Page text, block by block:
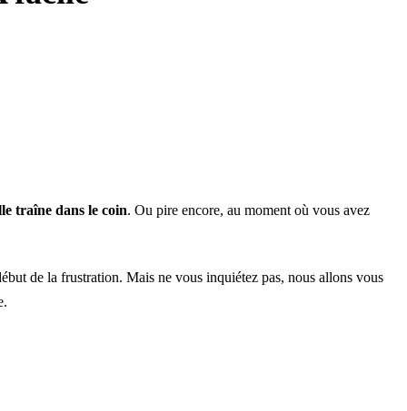
traîne dans le coin. Ou pire encore, au moment où vous avez
de la frustration. Mais ne vous inquiétez pas, nous allons vous